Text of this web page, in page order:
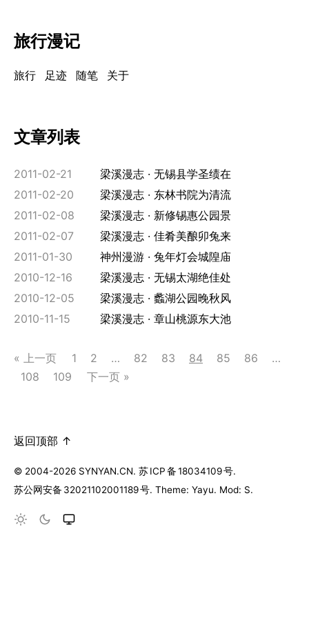
旅行漫记
旅行 足迹 随笔 关于
文章列表
2011-02-21 梁溪漫志
无锡县学圣绩在
2011-02-20
梁溪漫志
东林书院为清流
2011-02-08
梁溪漫志
新修锡惠公园景
2011-02-07
梁溪漫志
佳肴美酿卯兔来
2011-01-30
神州漫游
兔年灯会城隍庙
2010-12-16
梁溪漫志
无锡太湖绝佳处
2010-12-05
梁溪漫志
蠡湖公园晚秋风
2010-11-15
梁溪漫志 章山桃源东大池
« 上一页 1 2 … 82 83 84 85 86
…
108
109 下一页 »
返回顶部 ↑
© 2004-2026 SYNYAN.CN. 苏ICP备18034109号.
苏公网安备 32021102001189号. Theme: Yayu. Mod: S.